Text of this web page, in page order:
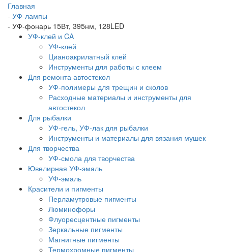
Главная
- УФ-лампы
- УФ-фонарь 15Вт, 395нм, 128LED
УФ-клей и CA
УФ-клей
Цианоакрилатный клей
Инструменты для работы с клеем
Для ремонта автостекол
УФ-полимеры для трещин и сколов
Расходные материалы и инструменты для
автостекол
Для рыбалки
УФ-гель, УФ-лак для рыбалки
Инструменты и материалы для вязания мушек
Для творчества
УФ-смола для творчества
Ювелирная УФ-эмаль
УФ-эмаль
Красители и пигменты
Перламутровые пигменты
Люминофоры
Флуоресцентные пигменты
Зеркальные пигменты
Магнитные пигменты
Термохромные пигменты